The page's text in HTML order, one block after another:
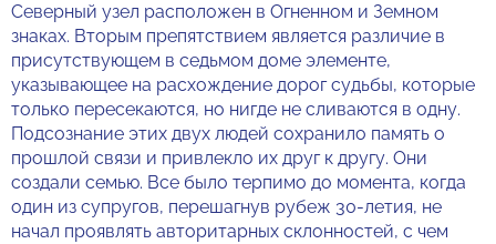
Северный узел расположен в Огненном и Земном
знаках. Вторым препятствием является различие в
присутствующем в седьмом доме элементе,
указывающее на расхождение дорог судьбы, которые
только пересекаются, но нигде не сливаются в одну.
Подсознание этих двух людей сохранило память о
прошлой связи и привлекло их друг к другу. Они
создали семью. Все было терпимо до момента, когда
один из супругов, перешагнув рубеж 30-летия, не
начал проявлять авторитарных склонностей, с чем